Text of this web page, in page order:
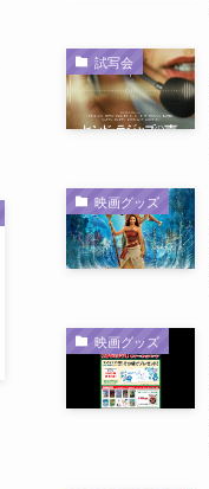
試写会
映画グッズ
映画グッズ